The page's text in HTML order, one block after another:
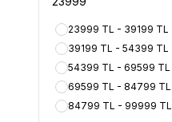
23999 TL - 39199 TL
39199 TL - 54399 TL
54399 TL - 69599 TL
69599 TL - 84799 TL
84799 TL - 99999 TL